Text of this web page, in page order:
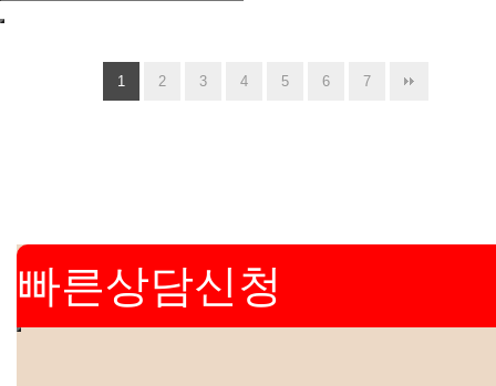
1 2 3 4 5 6 7
빠른상담신청